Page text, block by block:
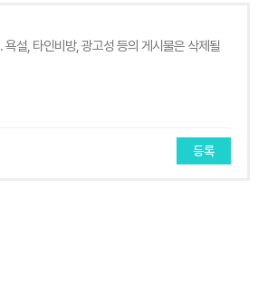
등록